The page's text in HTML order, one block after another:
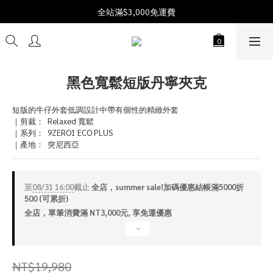
Join us  |  加入會員送$300購物金
全站滿$3,000免運費
Join us  |  加入會員送$300購物金
黑色寬鬆短版丹寧夾克
短版的牛仔外套低調設計中帶有個性的精緻外套
｜剪裁：  Relaxed 寬鬆
｜系列：  9ZERO1 ECO PLUS
｜產地：  突尼西亞
至08/31 16:00截止 全店，summer sale!加碼優惠結帳滿5000折
500 (可累折)
全店，單筆消費滿 NT3,000元, 享免運優惠
NT$19,980